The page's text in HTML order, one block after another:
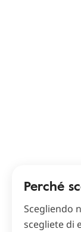
Perché
Scegliendo
scegliete di